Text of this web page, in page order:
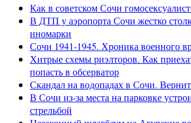
Как в советском Сочи
В ДТП у аэропорта Сочи жестко
иномарки
Сочи 1941-1945. Хроника военного
Хитрые схемы риэлторов. Как
попасть в обсерватор
Скандал на водопадах в Сочи.
В Сочи из-за места на парковке
стрельбой